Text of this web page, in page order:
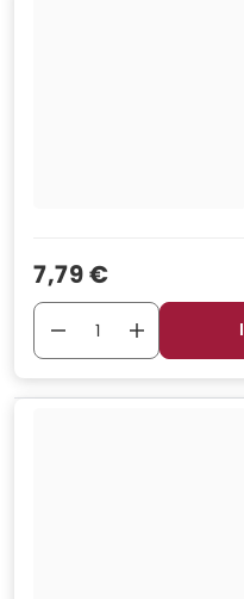
Verkaufspreis
7,79 €